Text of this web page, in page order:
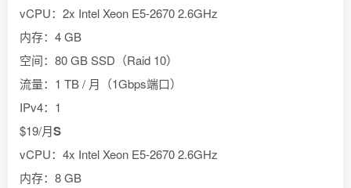
vCPU：2x Intel Xeon E5-2670 2.6GHz
内存：4 GB
空间：80 GB SSD（Raid 10）
流量：1 TB / 月（1Gbps端口）
IPv4：1
$19/月S
vCPU：4x Intel Xeon E5-2670 2.6GHz
内存：8 GB